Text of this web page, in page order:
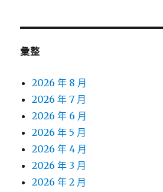
彙整
2026 年 8 月
2026 年 7 月
2026 年 6 月
2026 年 5 月
2026 年 4 月
2026 年 3 月
2026 年 2 月